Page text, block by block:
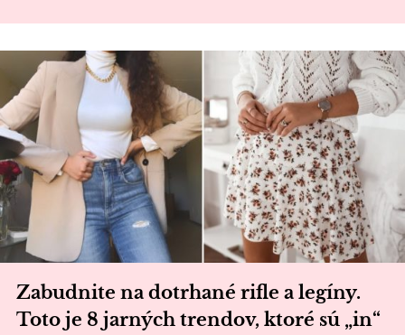
Zabudnite na dotrhané rifle a legíny.
Toto je 8 jarných trendov, ktoré sú „in“